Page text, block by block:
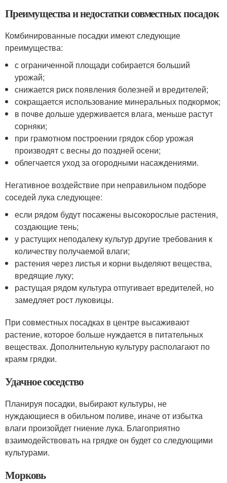
Преимущества и недостатки совместных посадок
Комбинированные посадки имеют следующие
преимущества:
с ограниченной площади собирается больший
урожай;
снижается риск появления болезней и вредителей;
сокращается использование минеральных подкормок;
в почве дольше удерживается влага, меньше растут
сорняки;
при грамотном построении грядок сбор урожая
производят с весны до поздней осени;
облегчается уход за огородными насаждениями.
Негативное воздействие при неправильном подборе
соседей лука следующее:
если рядом будут посажены высокорослые растения,
создающие тень;
у растущих неподалеку культур другие требования к
количеству получаемой влаги;
растения через листья и корни выделяют вещества,
вредящие луку;
растущая рядом культура отпугивает вредителей, но
замедляет рост луковицы.
При совместных посадках в центре высаживают
растение, которое больше нуждается в питательных
веществах. Дополнительную культуру располагают по
краям грядки.
Удачное соседство
Планируя посадки, выбирают культуры, не
нуждающиеся в обильном поливе, иначе от избытка
влаги произойдет гниение лука. Благоприятно
взаимодействовать на грядке он будет со следующими
культурами.
Морковь